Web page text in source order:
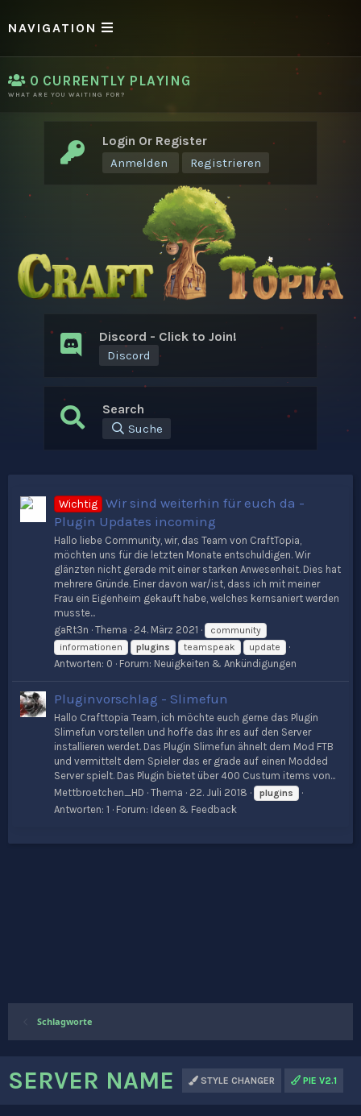
NAVIGATION
0 CURRENTLY PLAYING
WHAT ARE YOU WAITING FOR?
Login Or Register
Anmelden Registrieren
Discord - Click to Join!
Discord
Search
Suche
Wichtig
Wir sind weiterhin für euch da -
Plugin Updates incoming
Hallo liebe Community, wir, das Team von CraftTopia,
möchten uns für die letzten Monate entschuldigen. Wir
glänzten nicht gerade mit einer starken Anwesenheit. Dies hat
mehrere Gründe. Einer davon war/ist, dass ich mit meiner
Frau ein Eigenheim gekauft habe, welches kernsaniert werden
musste...
gaRt3n Thema 24. März 2021
community
informationen
plugins teamspeak update
Antworten: 0 Forum: Neuigkeiten & Ankündigungen
Pluginvorschlag - Slimefun
Hallo Crafttopia Team, ich möchte euch gerne das Plugin
Slimefun vorstellen und hoffe das ihr es auf den Server
installieren werdet. Das Plugin Slimefun ähnelt dem Mod FTB
und vermittelt dem Spieler das er grade auf einen Modded
Server spielt. Das Plugin bietet über 400 Custum items von...
Mettbroetchen_HD Thema 22. Juli 2018 plugins
Antworten: 1 Forum: Ideen & Feedback
Schlagworte
SERVER NAME STYLE CHANGER PIE V2.1